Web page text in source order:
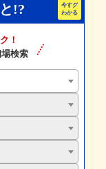
!?
！
検索